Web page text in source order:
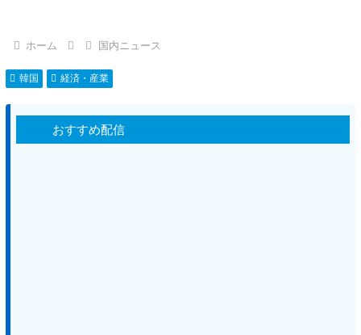
ホーム 国内ニュース
韓国 経済・産業
おすすめ配信